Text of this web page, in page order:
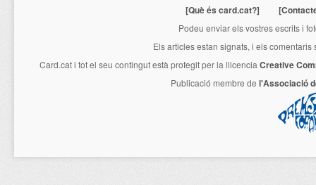
[Què és card.cat?]
Podeu enviar els vostres escrits i
Els articles estan signats, i els
Card.cati tot el seu contingut està protegit per la llicencia Creative
Publicació membre de l'Associació